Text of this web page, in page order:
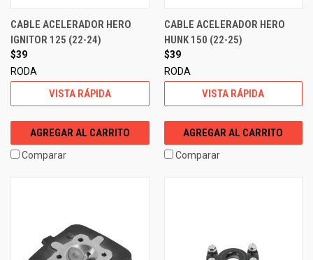
CABLE ACELERADOR HERO
IGNITOR 125 (22-24)
$39
RODA
VISTA RÁPIDA
AGREGAR AL CARRITO
Comparar
CABLE ACELERADOR HERO
HUNK 150 (22-25)
$39
RODA
VISTA RÁPIDA
AGREGAR AL CARRITO
Comparar